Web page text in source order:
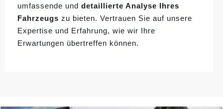
umfassende und detaillierte Analyse Ihres
Fahrzeugs zu bieten. Vertrauen Sie auf unsere
Expertise und Erfahrung, wie wir Ihre
Erwartungen übertreffen können.